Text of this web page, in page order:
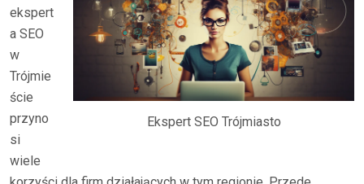
Ekspert SEO Trójmiasto
ekspert
a SEO
w
Trójmie
ście
przyno
si
wiele